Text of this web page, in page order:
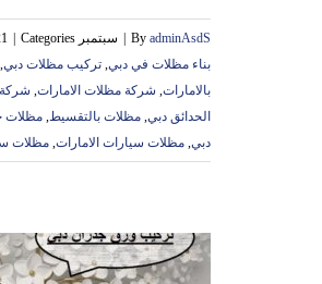
By adminAsdS سبتمبر 21st, 2021 Categories:
بناء مظلات في دبي, تركيب مظلات دبي,
بالامارات, شركة مظلات الامارات,
الحدائق دبي, مظلات بالتقسيط, مظلات
دبي, مظلات سيارات الامارات, مظلات